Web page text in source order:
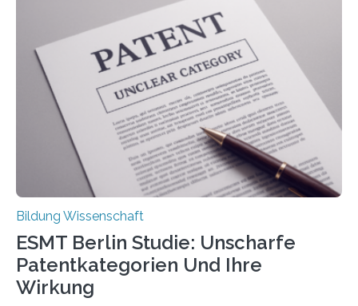
damit gemacht haben, kann entscheidend
beeinflussen, wie Schmerzen verlaufen und welche
Therapien wirken. Diese individuellen Überzeugungen
stehen im Mittelpunkt einer aktuellen Studie der
Hochschule Bochum. Im Rahmen des
Promotionsprojekts „BACKCamPAIN“ führt die
Doktorandin Deborah Jost (Hochschule Bochum,
Promotionskolleg NRW) derzeit eine Online-Umfrage
durch. Ziel ist es, herauszufinden,…
Bildung Wissenschaft
ESMT Berlin Studie: Unscharfe
Patentkategorien Und Ihre
Wirkung